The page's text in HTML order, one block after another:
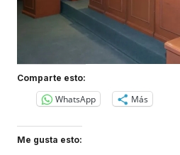
Comparte esto:
WhatsApp Más
Me gusta esto: